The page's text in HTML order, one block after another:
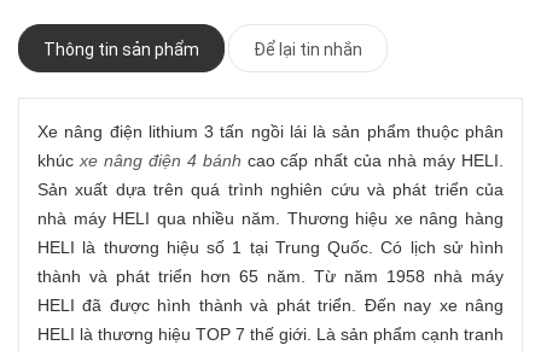
Thông tin sản phẩm Để lại tin nhắn
Xe nâng điện lithium 3 tấn ngồi lái là sản phẩm thuộc phân
khúcxe nâng điện 4 bánh cao cấp nhất của nhà máy HELI.
Sản xuất dựa trên quá trình nghiên cứu và phát triển của
nhà máy HELI qua nhiều năm. Thương hiệu xe nâng hàng
HELI là thương hiệu số 1 tại Trung Quốc. Có lịch sử hình
thành và phát triển hơn 65 năm. Từ năm 1958 nhà máy
HELI đã được hình thành và phát triển. Đến nay xe nâng
HELI là thương hiệu TOP 7 thế giới. Là sản phẩm cạnh tranh